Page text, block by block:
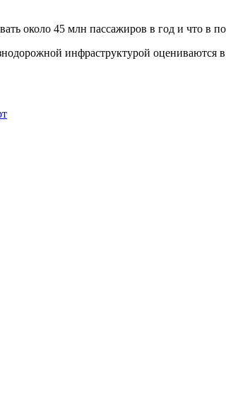
около 45 млн пассажиров в год и что в
инфраструктурой оцениваются